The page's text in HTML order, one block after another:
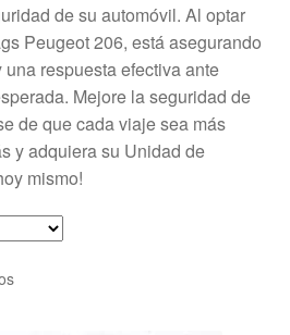
de su automóvil. Al optar
Peugeot 206, está asegurando
respuesta efectiva ante
Mejore la seguridad de
de que cada viaje sea más
y adquiera su Unidad de
mismo!
Ordenado